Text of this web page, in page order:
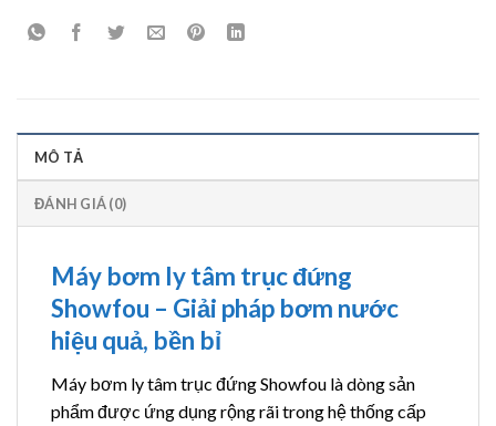
MÔ TẢ
ĐÁNH GIÁ (0)
Máy bơm ly tâm trục đứng
Showfou – Giải pháp bơm nước
hiệu quả, bền bỉ
Máy bơm ly tâm trục đứng Showfou là dòng sản
phẩm được ứng dụng rộng rãi trong hệ thống cấp